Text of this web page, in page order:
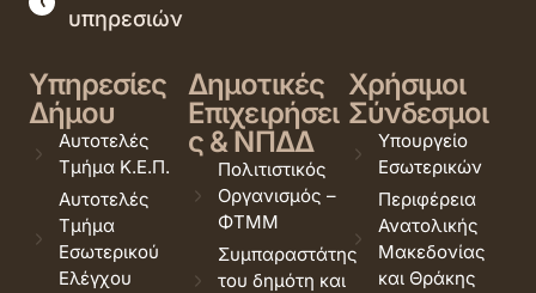
υπηρεσιών
Υπηρεσίες
Δήμου
Αυτοτελές
Τμήμα Κ.Ε.Π.
Αυτοτελές
Τμήμα
Εσωτερικού
Ελέγχου
Δημοτικές
Επιχειρήσει
ς & ΝΠΔΔ
Πολιτιστικός
Οργανισμός –
ΦΤΜΜ
Συμπαραστάτης
του δημότη και
Χρήσιμοι
Σύνδεσμοι
Υπουργείο
Εσωτερικών
Περιφέρεια
Ανατολικής
Μακεδονίας
και Θράκης